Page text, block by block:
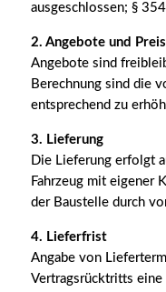
ausgeschlossen; §
2. Angebote und
Angebote sind
Berechnung sind die
entsprechend zu
3. Lieferung
Die Lieferung erfolgt
Fahrzeug mit eigener
der Baustelle durch
4. Lieferfrist
Angabe von
Vertragsrücktritts